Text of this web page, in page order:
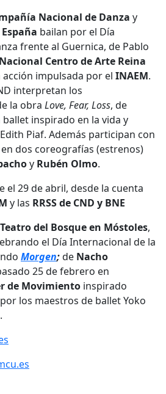
Nacional de Danza y
bailan por el Día
frente al Guernica, de Pablo
Centro de Arte Reina
impulsada por el INAEM.
interpretan los
la obra Love, Fear, Loss, de
inspirado en la vida y
Piaf. Además participan con
dos coreografías (estrenos)
y Rubén Olmo.
el 29 de abril, desde la cuenta
y las RRSS de CND y BNE
Teatro del Bosque en Móstoles,
el Día Internacional de la
Morgen;de Nacho
25 de febrero en
de Movimiento inspirado
los maestros de ballet Yoko